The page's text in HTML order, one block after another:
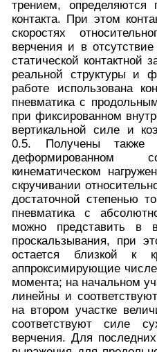
трением, определяются
контакта. При этом
скоростях
верчения и в
статической контактной
реальной структуры и
работе использована
пневматика с
при фиксированном
вертикальной силе и
0.5. Получены также
деформированном
кинематическом
скручивании
достаточной степенью
пневматика с
можно представить
проскальзывания, при
остается близкой к
аппроксимирующие
момента; на начальном
линейны и
на втором участке
соответствуют силе
верчения. Для